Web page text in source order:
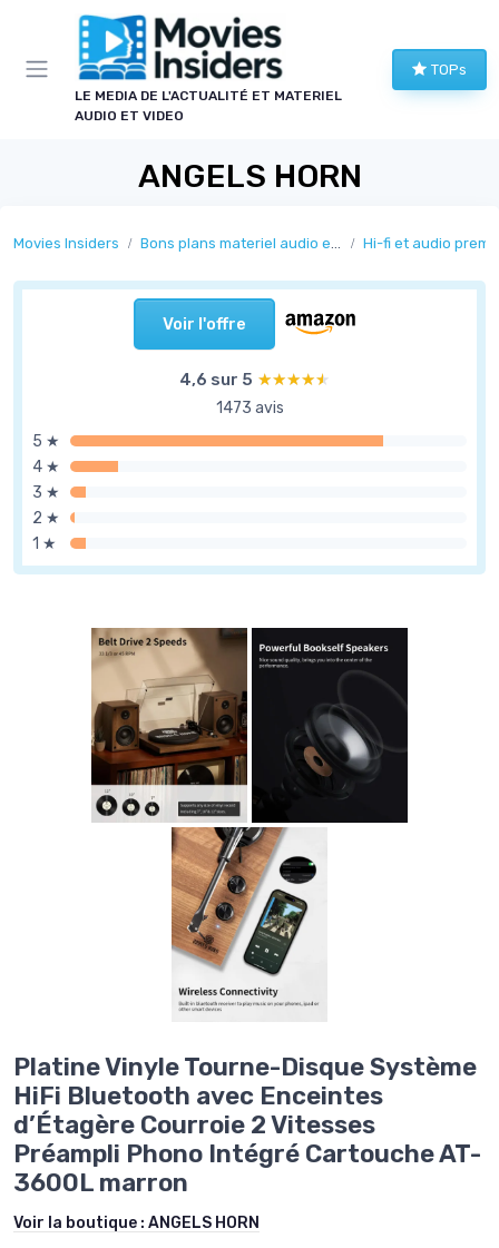
LE MEDIA DE L'ACTUALITÉ ET MATERIEL
AUDIO ET VIDEO
TOPs
ANGELS HORN
Movies Insiders Bons plans materiel audio et video Hi-fi et audio
Voir l'offre
4,6 sur 5 ★★★★★
★★★★★
1473 avis
5 ★
4 ★
3 ★
2 ★
1 ★
Platine Vinyle Tourne-Disque Système
HiFi Bluetooth avec Enceintes
d’Étagère Courroie 2 Vitesses
Préampli Phono Intégré Cartouche AT-
3600L marron
Voir la boutique : ANGELS HORN
Panneau de gestion des cookies